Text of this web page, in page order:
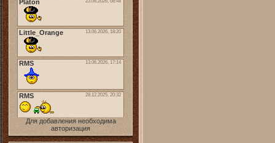
Для добавления необходима
авторизация